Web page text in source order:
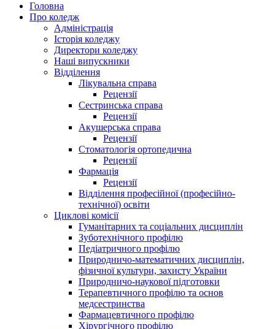
Головна
Про коледж
Адміністрація
Історія коледжу
Директори коледжу
Наші випускники
Відділення
Лікувальна справа
Рецензії
Сестринська справа
Рецензії
Акушерська справа
Рецензії
Стоматологія ортопедична
Рецензії
Фармація
Рецензії
Відділення професійної (професійно-
технічної) освіти
Циклові комісії
Гуманітарних та соціальних дисциплін
Зуботехнічного профілю
Педіатричного профілю
Природничо-математичних дисциплін,
фізичної культури, захисту України
Природничо-наукової підготовки
Терапевтичного профілю та основ
медсестринства
Фармацевтичного профілю
Хірургічного профілю